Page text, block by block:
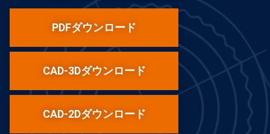
PDFダウンロード
CAD-3Dダウンロード
CAD-2Dダウンロード